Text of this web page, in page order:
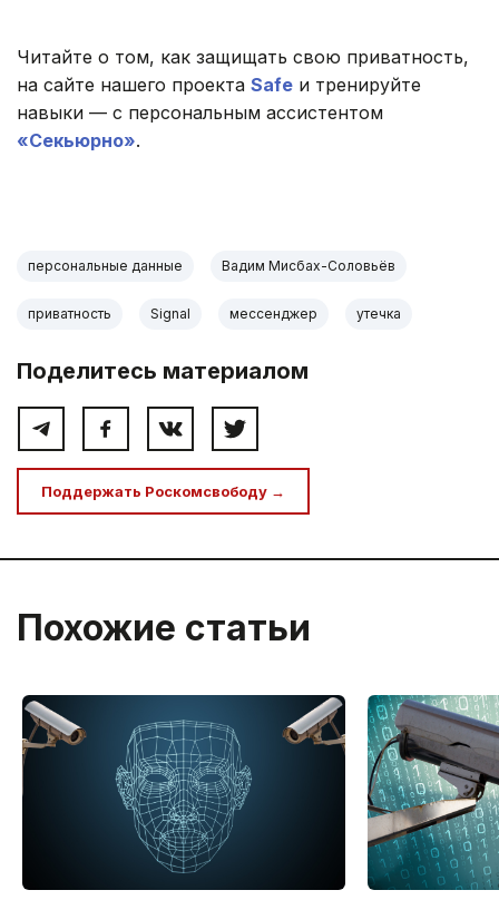
Читайте о том, как защищать свою приватность,
на сайте нашего проекта Safe и тренируйте
навыки — с персональным ассистентом
«Секьюрно».
персональные данные Вадим Мисбах-Соловьёв
приватность Signal мессенджер утечка
Поделитесь материалом
Поддержать Роскомсвободу →
Похожие статьи